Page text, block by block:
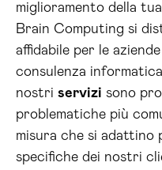
miglioramento della
Brain Computing si
affidabile per le
consulenza
nostri servizi sono
problematiche più
misura che si adattino
specifiche dei nostri